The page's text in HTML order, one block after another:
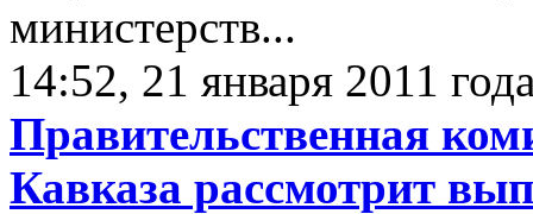
министерств...
14:52, 21 января 2011
Правительственная
Кавказа рассмотрит